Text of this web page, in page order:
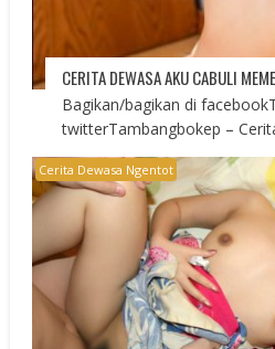
CERITA DEWASA AKU CABULI
Bagikan/bagikan di
twitterTambangbokep –
Cerita Dewasa Ngentot